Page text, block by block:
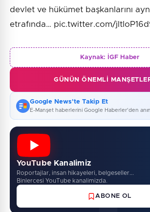
devlet ve hükümet başkanlarını
etrafında… pic.twitter.com/
Kaynak: İGF Haber
GÜNÜN ÖNEMLI
Google News'te Takip Et
E-Manşet haberlerini Google Haberler'den
YouTube Kanalimiz
Roportajlar, insan hikayeleri, belgeseller...
Binlercesi YouTube kanalimizda.
ABONE OL